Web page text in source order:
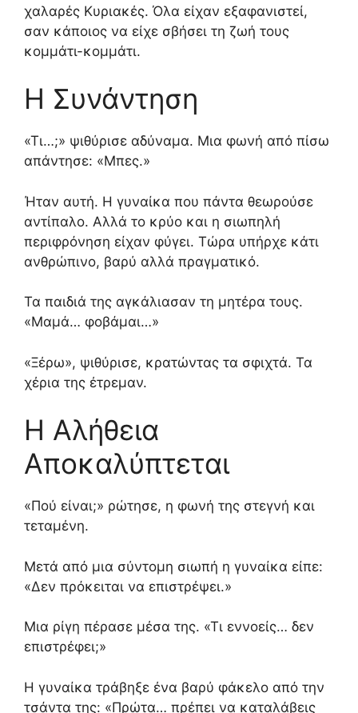
χαλαρές Κυριακές. Όλα είχαν εξαφανιστεί,
σαν κάποιος να είχε σβήσει τη ζωή τους
κομμάτι-κομμάτι.
Η Συνάντηση
«Τι…;» ψιθύρισε αδύναμα. Μια φωνή από πίσω
απάντησε: «Μπες.»
Ήταν αυτή. Η γυναίκα που πάντα θεωρούσε
αντίπαλο. Αλλά το κρύο και η σιωπηλή
περιφρόνηση είχαν φύγει. Τώρα υπήρχε κάτι
ανθρώπινο, βαρύ αλλά πραγματικό.
Τα παιδιά της αγκάλιασαν τη μητέρα τους.
«Μαμά… φοβάμαι…»
«Ξέρω», ψιθύρισε, κρατώντας τα σφιχτά. Τα
χέρια της έτρεμαν.
Η Αλήθεια
Αποκαλύπτεται
«Πού είναι;» ρώτησε, η φωνή της στεγνή και
τεταμένη.
Μετά από μια σύντομη σιωπή η γυναίκα είπε:
«Δεν πρόκειται να επιστρέψει.»
Μια ρίγη πέρασε μέσα της. «Τι εννοείς… δεν
επιστρέφει;»
Η γυναίκα τράβηξε ένα βαρύ φάκελο από την
τσάντα της: «Πρώτα… πρέπει να καταλάβεις